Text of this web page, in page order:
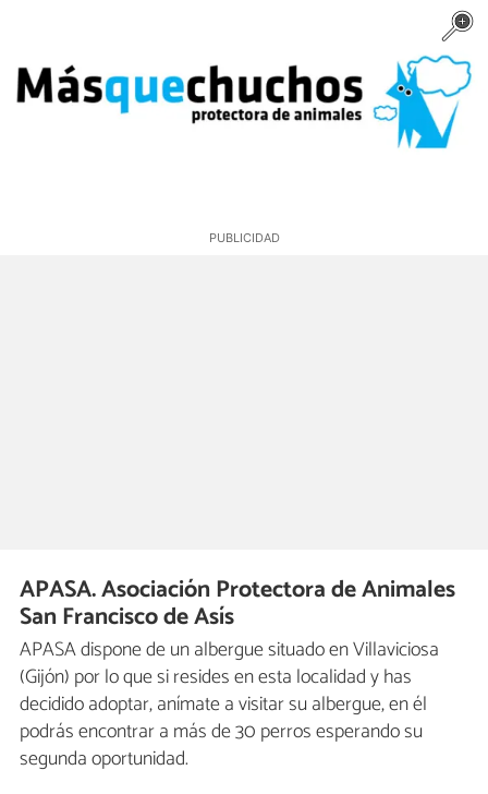
APASA. Asociación Protectora de Animales
San Francisco de Asís
APASA dispone de un albergue situado en Villaviciosa
(Gijón) por lo que si resides en esta localidad y has
decidido adoptar, anímate a visitar su albergue, en él
podrás encontrar a más de 30 perros esperando su
segunda oportunidad.